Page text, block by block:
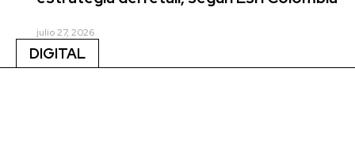
julio 27, 2026
DIGITAL